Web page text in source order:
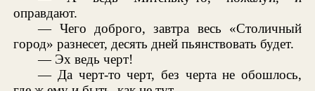
оправдают.
— Чего доброго, завтра весь «Столичный
город» разнесет, десять дней пьянствовать будет.
— Эх ведь черт!
— Да черт-то черт, без черта не обошлось,